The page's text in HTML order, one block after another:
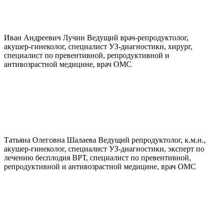
Иван Андреевич Лучин Ведущий врач-репродуктолог,
акушер-гинеколог, специалист УЗ-диагностики, хирург,
специалист по превентивной, репродуктивной и
антивозрастной медицине, врач ОМС
Татьяна Олеговна Шалаева Ведущий репродуктолог, к.м.н.,
акушер-гинеколог, специалист УЗ-диагностики, эксперт по
лечению бесплодия ВРТ, специалист по превентивной,
репродуктивной и антивозрастной медицине, врач ОМС